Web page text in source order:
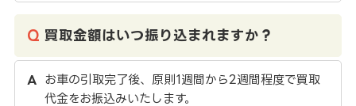
買取金額はいつ振り込まれますか？
お車の引取完了後、原則1週間から2週間程度で買取
代金をお振込みいたします。